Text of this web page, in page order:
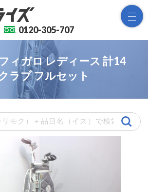
0120-305-707
ィガロ レディース 計14
ラブ フルセット